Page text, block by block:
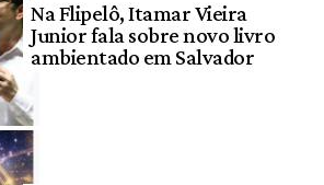
Na Flipelô, Itamar Vieira
Junior fala sobre novo livro
ambientado em Salvador